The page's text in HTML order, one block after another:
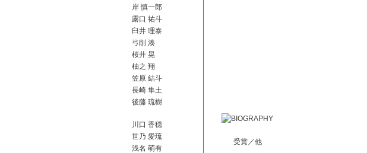
岸 慎一郎
露口 祐斗
臼井 理泰
弓削 湊
桜井 晃
柚之 翔
笠原 結斗
長崎 隼土
後藤 琉樹
川口 香穏
世乃 愛琉
浅名 萌有
受賞／他